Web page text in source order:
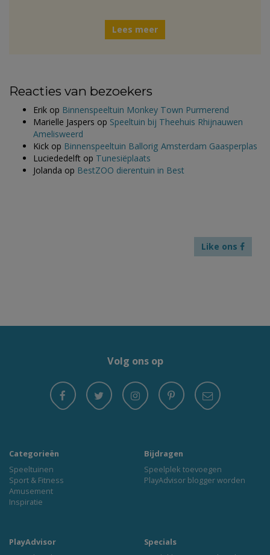
Lees meer
Reacties van bezoekers
Erik op Binnenspeeltuin Monkey Town Purmerend
Marielle Jaspers op Speeltuin bij Theehuis Rhijnauwen
Amelisweerd
Kick op Binnenspeeltuin Ballorig Amsterdam Gaasperplas
Luciededelft op Tunesiëplaats
Jolanda op BestZOO dierentuin in Best
Like ons
Volg ons op
Categorieën
Speeltuinen
Sport & Fitness
Amusement
Inspiratie
Bijdragen
Speelplek toevoegen
PlayAdvisor blogger worden
PlayAdvisor
Specials